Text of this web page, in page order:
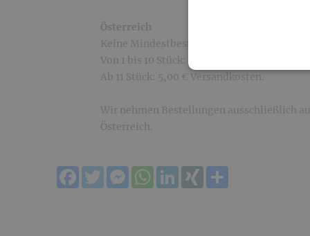
Österreich
Keine Mindestbestellmenge!
Von 1 bis 10 Stück: 10,00 € Versandkosten.
Ab 11 Stück: 5,00 € Versandkosten.
Wir nehmen Bestellungen ausschließlich
Österreich.
FacebookTwitterMessengerWhatsApp
LinkedInXING